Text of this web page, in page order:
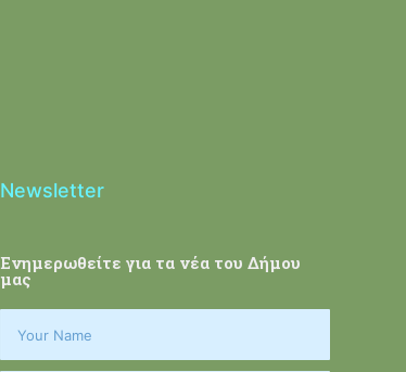
Newsletter
Ενημερωθείτε για τα νέα του Δήμου
μας